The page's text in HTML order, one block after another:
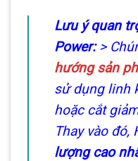
Lưu ý quan
Power:>
hướng sản
sử dụng linh
hoặc cắt
Thay vào đó,
lượng cao